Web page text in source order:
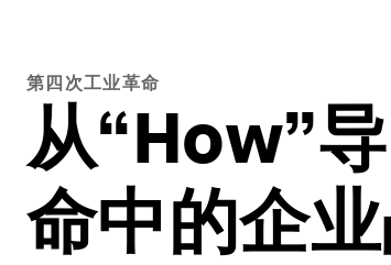
第四次工业革命
从“How”
命中的企